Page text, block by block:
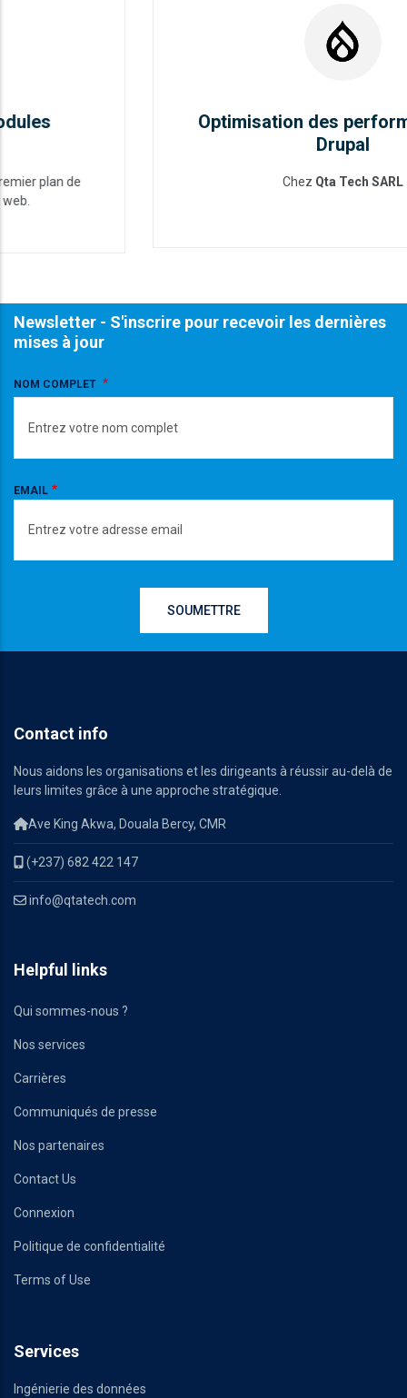
Optimisation des performances de
Qta Tech SARL
Newsletter - S'inscrire pour recevoir les dernières
mises à jour
NOM COMPLET
EMAIL
Contact info
Nous aidons les organisations et les dirigeants à réussir au-delà de
leurs limites grâce à une approche stratégique.
Ave King Akwa, Douala Bercy, CMR
(+237) 682 422 147
info@qtatech.com
Helpful links
Qui sommes-nous ?
Nos services
Carrières
Communiqués de presse
Nos partenaires
Contact Us
Connexion
Politique de confidentialité
Terms of Use
Services
Ingénierie des données